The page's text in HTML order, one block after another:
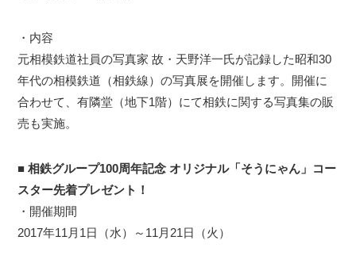
・内容
元相模鉄道社員の写真家 故・天野洋一氏が記録した昭和30
年代の相模鉄道（相鉄線）の写真展を開催します。開催に
合わせて、有隣堂（地下1階）にて相鉄に関する写真集の販
売も実施。
■ 相鉄グループ100周年記念 オリジナル「そうにゃん」コー
スター先着プレゼント！
・開催期間
2017年11月1日（水）～11月21日（火）